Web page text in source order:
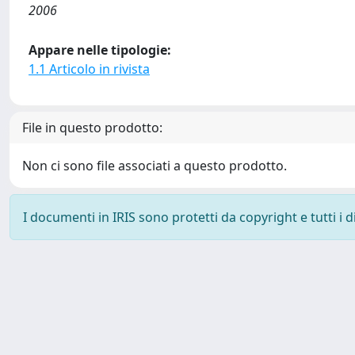
2006
Appare nelle tipologie:
1.1 Articolo in rivista
File in questo prodotto:
Non ci sono file associati a questo prodotto.
I documenti in IRIS sono protetti da copyright e tutti i